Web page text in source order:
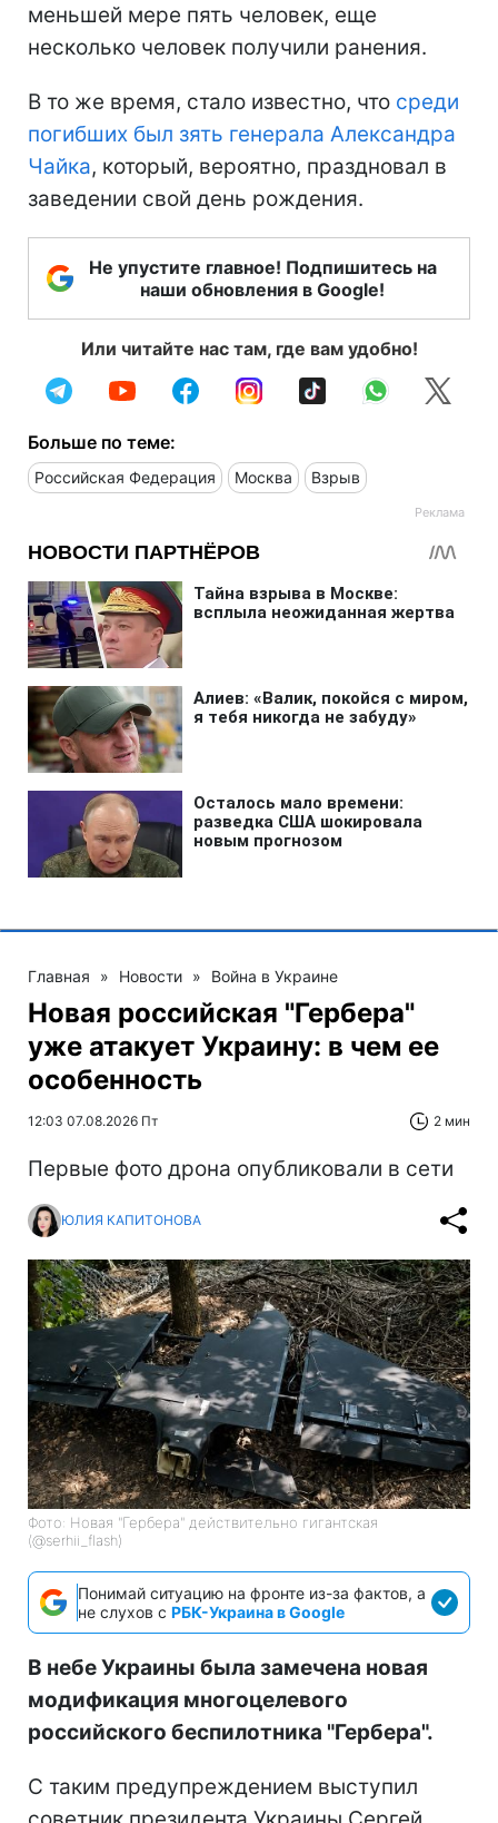
меньшей мере пять человек, еще
несколько человек получили ранения.
В то же время, стало известно, что среди
погибших был зять генерала Александра
Чайка, который, вероятно, праздновал в
заведении свой день рождения.
Не упустите главное! Подпишитесь на
наши обновления в Google!
Или читайте нас там, где вам удобно!
Больше по теме:
Российская Федерация Москва Взрыв
Главная » Новости » Война в Украине
Новая российская "Гербера"
уже атакует Украину: в чем ее
особенность
12:03 07.08.2026 Пт 2 мин
Первые фото дрона опубликовали в сети
ЮЛИЯ КАПИТОНОВА
Фото: Новая "Гербера" действительно гигантская
(@serhii_flash)
Понимай ситуацию на фронте из-за фактов, а
не слухов с РБК-Украина в Google
В небе Украины была замечена новая
модификация многоцелевого
российского беспилотника "Гербера".
С таким предупреждением выступил